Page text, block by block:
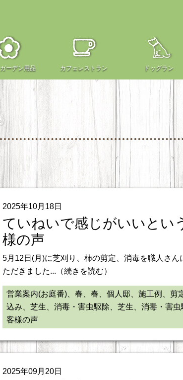
ガーデン用品 カフェレストラン ドッグラン
2025年10月18日
ていねいで感じがいいとい
様の声
5月12日(月)に芝刈り、柿の剪定、消毒を職人さん
ただきました...（続きを読む）
営業案内(お庭番)、春、春、個人邸、施工例、剪
込み、芝生、消毒・害虫駆除、芝生、消毒・害虫
客様の声
2025年09月20日